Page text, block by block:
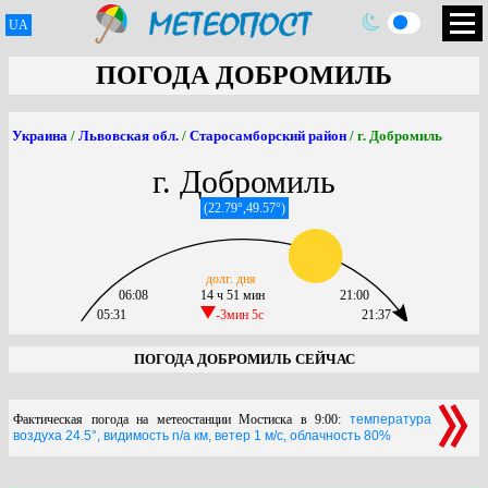
UA
ПОГОДА ДОБРОМИЛЬ
Украина / Львовская обл. / Старосамборский район / г. Добромиль
г. Добромиль
(22.79°,49.57°)
05:31
06:08
14 ч 51 мин
-3мин 5c
долг. дня
21:37
21:00
ПОГОДА ДОБРОМИЛЬ СЕЙЧАС
Фактическая погода на метеостанции Мостиска в 9:00: температура
воздуха 24.5°, видимость n/a км, ветер 1 м/с, облачность 80%